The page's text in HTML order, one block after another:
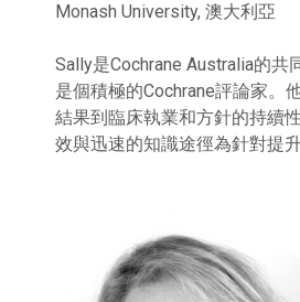
Monash University, 澳大利亞
Sally是Cochrane Australia的共
是個積極的Cochrane評論家。
結果到臨床執業和方針的持續
效與迅速的知識途徑為針對提升